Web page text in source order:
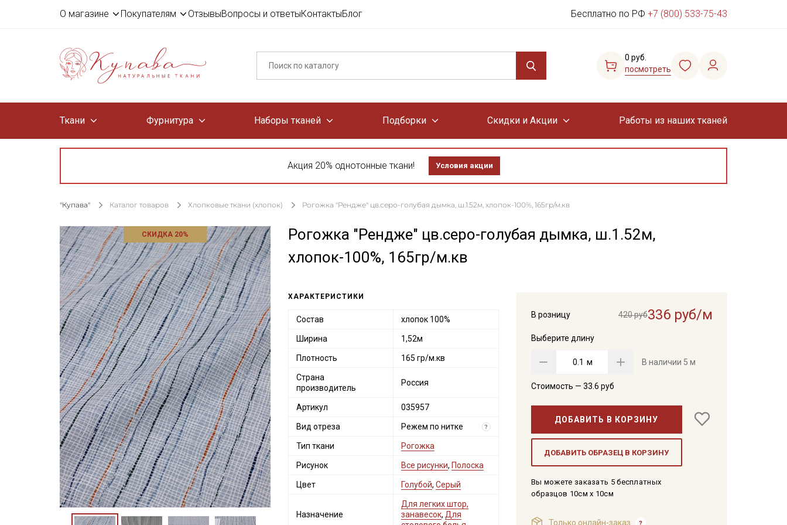
О магазине Покупателям ОтзывыВопросы и ответыКонтактыБлог Бесплатно по РФ +7 (800) 533-75-43
0 руб.
посмотреть
Ткани Фурнитура Наборы тканей Подборки Скидки и Акции Работы из наших тканей
Акция 20% однотонные ткани! Условия акции
"Купава" Каталог товаров Хлопковые ткани (хлопок) Рогожка "Рендже" цв.серо-голубая дымка, ш.1.52м, хлопок-100%, 165гр/м.кв
СКИДКА 20%
Рогожка "Рендже" цв.серо-голубая дымка, ш.1.52м,
хлопок-100%, 165гр/м.кв
В розницу 420 руб336 руб/м
Выберите длину
м В наличии 5 м
Стоимость — 33.6 руб
ДОБАВИТЬ В КОРЗИНУ
ДОБАВИТЬ ОБРАЗЕЦ В КОРЗИНУ
Вы можете заказать 5 бесплатных
образцов 10см x 10см
Только онлайн-заказ
ХАРАКТЕРИСТИКИ
Состав хлопок 100%
Ширина 1,52м
Плотность 165 гр/м.кв
Страна
производитель
Россия
Артикул 035957
Вид отреза Режем по нитке ?
Тип ткани Рогожка
Рисунок Все рисунки, Полоска
Цвет Голубой, Серый
Назначение
Для легких штор,
занавесок, Для